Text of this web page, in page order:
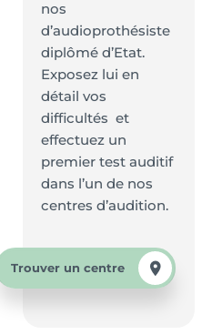
nos
d’audioprothésiste
diplômé d’Etat.
Exposez lui en
détail vos
difficultés et
effectuez un
premier test auditif
dans l’un de nos
centres d’audition.
Trouver un centre